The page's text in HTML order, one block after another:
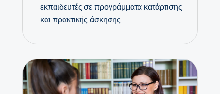
εκπαιδευτές σε προγράμματα κατάρτισης
και πρακτικής άσκησης